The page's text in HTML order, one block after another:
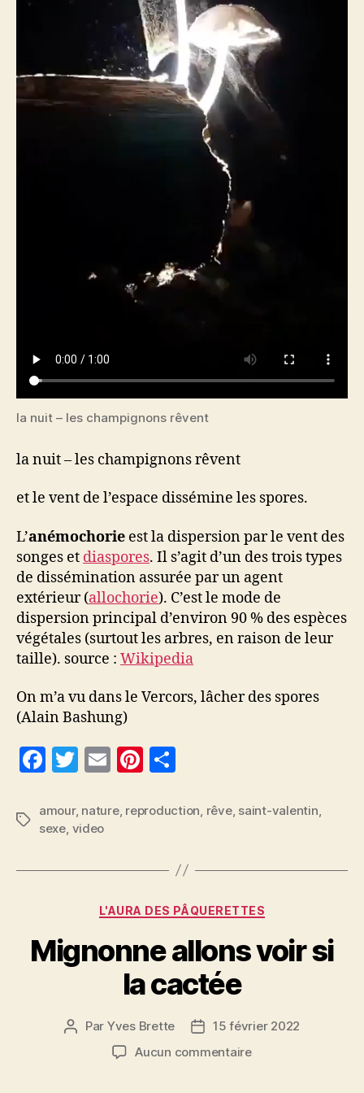
la nuit – les champignons rêvent
la nuit – les champignons rêvent
et le vent de l’espace dissémine les spores.
L’anémochorie est la dispersion par le vent des
songes et diaspores. Il s’agit d’un des trois types
de dissémination assurée par un agent
extérieur (allochorie). C’est le mode de
dispersion principal d’environ 90 % des espèces
végétales (surtout les arbres, en raison de leur
taille). source : Wikipedia
On m’a vu dans le Vercors, lâcher des spores
(Alain Bashung)
F
c
e
b
k
T
itt
er
E
ai
Pi
er
t
rt
g
Étiquettes
amour, nature, reproduction rêve, saint-valentin
sexe video
Catégories
L'AURA DES PÂQUERETTES
Mignonne allons voir si
la cactée
Auteur
Par Yves Brette
Date15 février 2022
Aucun commentairesur